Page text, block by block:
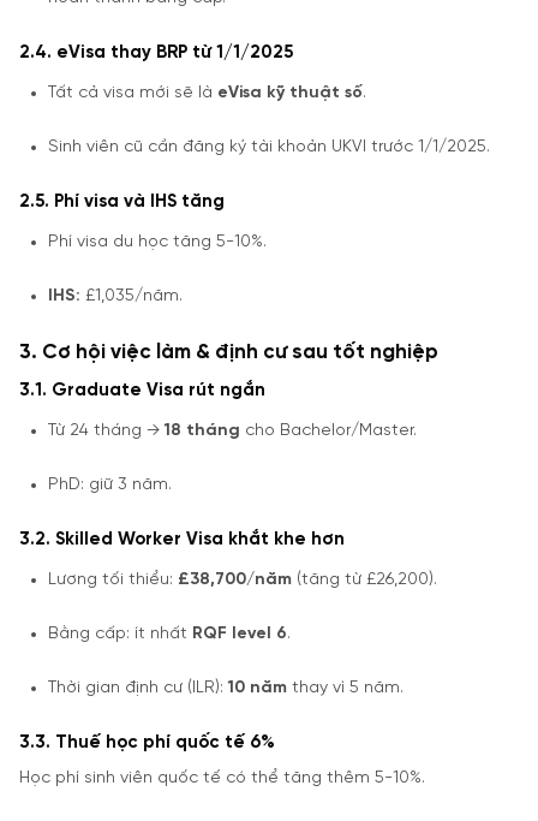
2.4. eVisa thay BRP từ 1/1/2025
Tất cả visa mới sẽ là eVisa kỹ thuật số.
Sinh viên cũ cần đăng ký tài khoản UKVI trước 1/1/2025.
2.5. Phí visa và IHS tăng
Phí visa du học tăng 5-10%.
IHS: £1,035/năm.
3. Cơ hội việc làm & định cư sau tốt nghiệp
3.1. Graduate Visa rút ngắn
Từ 24 tháng →18 tháng cho Bachelor/Master.
PhD: giữ 3 năm.
3.2. Skilled Worker Visa khắt khe hơn
Lương tối thiểu: £38,700/năm (tăng từ £26,200).
Bằng cấp: ít nhất RQF level 6.
Thời gian định cư (ILR):10 năm thay vì 5 năm.
3.3. Thuế học phí quốc tế 6%
Học phí sinh viên quốc tế có thể tăng thêm 5-10%.